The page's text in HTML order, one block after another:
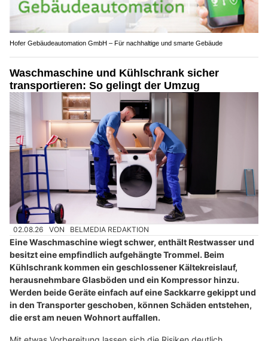
Hofer Gebäudeautomation GmbH – Für nachhaltige und smarte Gebäude
Waschmaschine und Kühlschrank sicher
transportieren: So gelingt der Umzug
02.08.26 VON BELMEDIA REDAKTION
Eine Waschmaschine wiegt schwer, enthält Restwasser und
besitzt eine empfindlich aufgehängte Trommel. Beim
Kühlschrank kommen ein geschlossener Kältekreislauf,
herausnehmbare Glasböden und ein Kompressor hinzu.
Werden beide Geräte einfach auf eine Sackkarre gekippt und
in den Transporter geschoben, können Schäden entstehen,
die erst am neuen Wohnort auffallen.